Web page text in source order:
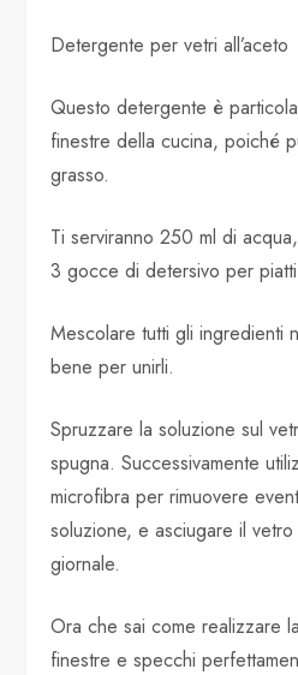
Detergente per vetri all’aceto
Questo detergente è
finestre della cucina, poiché
grasso.
Ti serviranno 250 ml di
3 gocce di detersivo per
Mescolare tutti gli ingredienti
bene per unirli.
Spruzzare la soluzione sul
spugna. Successivamente
microfibra per rimuovere
soluzione, e asciugare il
giornale.
Ora che sai come realizzare
finestre e specchi